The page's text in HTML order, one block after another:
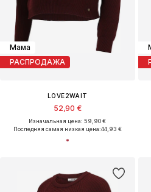
Мама
РАСПРОДАЖА
LOVE2WAIT
52,90 €
Изначальная цена: 59,90 €
Последняя самая низкая цена:44,93 €